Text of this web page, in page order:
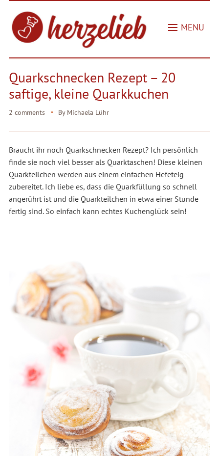
MENU
Quarkschnecken Rezept – 20
saftige, kleine Quarkkuchen
2 comments By Michaela Lühr
Braucht ihr noch Quarkschnecken Rezept? Ich persönlich
finde sie noch viel besser als Quarktaschen! Diese kleinen
Quarkteilchen werden aus einem einfachen Hefeteig
zubereitet. Ich liebe es, dass die Quarkfüllung so schnell
angerührt ist und die Quarkteilchen in etwa einer Stunde
fertig sind. So einfach kann echtes Kuchenglück sein!